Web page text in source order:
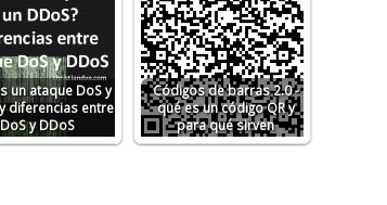
un ataque DoS y
diferencias entre
DoS y DDoS
Códigos de barras 2.0 -
qué es un código QR y
para qué sirven